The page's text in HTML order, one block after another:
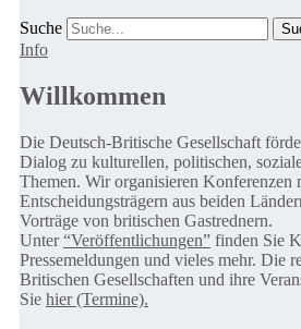
Suche
Info
Willkommen
Die Deutsch-Britische Gesellschaft
Dialog zu kulturellen, politischen,
Themen. Wir organisieren Konferenzen
Entscheidungsträgern aus beiden
Vorträge von britischen Gastrednern.
Unter“Veröffentlichungen” finden Sie
Pressemeldungen und vieles mehr. Die
Britischen Gesellschaften und ihre
Sie hier (Termine).